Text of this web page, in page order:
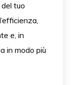
tuo
e, in
in modo più